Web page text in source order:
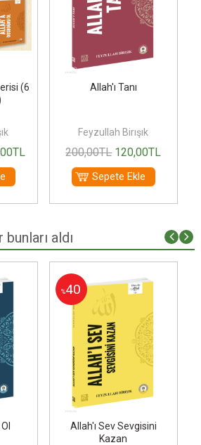
(6
TL
Allah'ı Tanı
Feyzullah Birışık
200,00TL 120,00TL
Sepete Ekle
aldı
%40
Allah'ı Sev Sevgisini
Kazan